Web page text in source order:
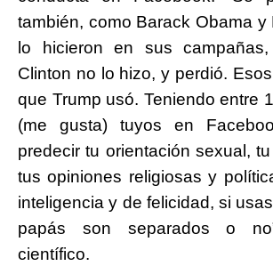
también, como Barack Obama y
lo hicieron en sus
Clinton no lo hizo, y perdió.
que Trump usó. Teniendo entre
(me gusta) tuyos en
predecir tu orientación sexual,
tus opiniones religiosas y
inteligencia y de felicidad, si
papás son separados o
científico.